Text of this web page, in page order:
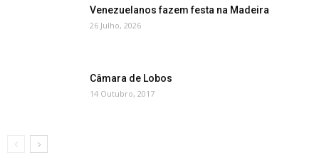
Venezuelanos fazem festa na Madeira
26 Julho, 2026
Câmara de Lobos
14 Outubro, 2017